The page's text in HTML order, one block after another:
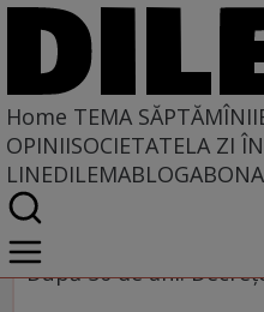
Home TEMA SĂPTĂMÎNII
OPINIISOCIETATELA ZI
LINEDILEMABLOG
Home
Tema săptămînii
După 50 de ani: